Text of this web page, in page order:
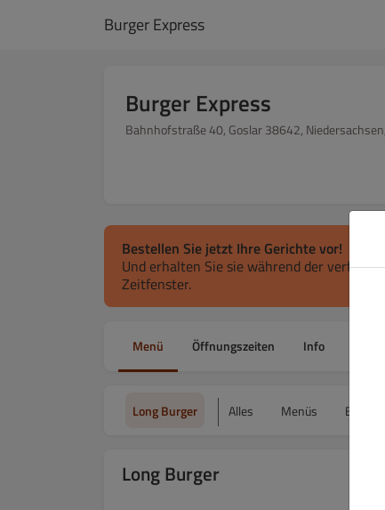
Burger Express
Burger Express
Bahnhofstraße 40, Goslar 38642,
Bestellen Sie jetzt Ihre Gerichte vor!
Und erhalten Sie sie während der
Zeitfenster.
Menü Öffnungszeiten Info
Long Burger Alles Menüs Burger
Long Burger